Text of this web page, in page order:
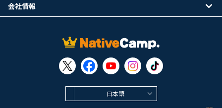
日本語
会社情報